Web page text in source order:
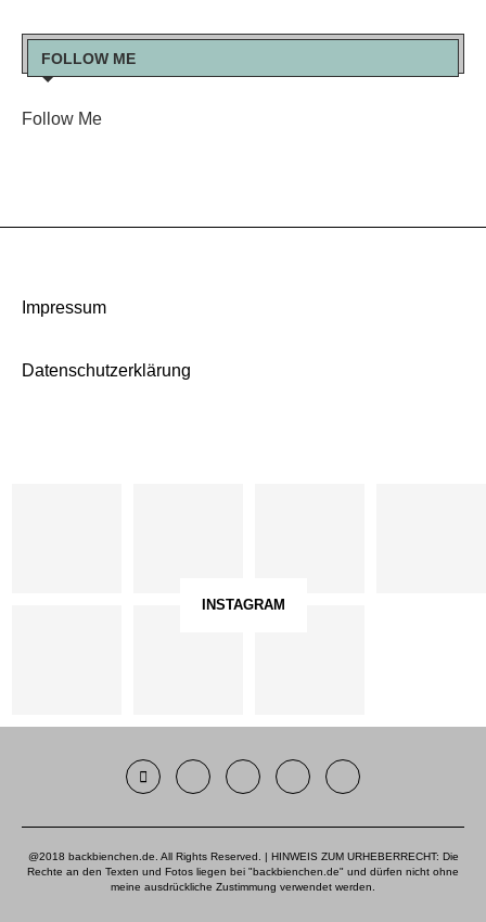
FOLLOW ME
Follow Me
Impressum
Datenschutzerklärung
INSTAGRAM
@2018 backbienchen.de. All Rights Reserved. | HINWEIS ZUM URHEBERRECHT: Die
Rechte an den Texten und Fotos liegen bei "backbienchen.de" und dürfen nicht ohne
meine ausdrückliche Zustimmung verwendet werden.